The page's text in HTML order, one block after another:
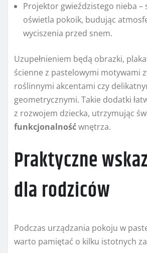
Projektor gwieździstego nieba –
oświetla pokoik, budując
wyciszenia przed snem.
Uzupełnieniem będą obrazki,
ścienne z pastelowymi motywami
roślinnymi akcentami czy
geometrycznymi. Takie dodatki
z rozwojem dziecka, utrzymując
funkcjonalnośćwnętrza.
Praktyczne
dla rodziców
Podczas urządzania pokoju w
warto pamiętać o kilku istotnych